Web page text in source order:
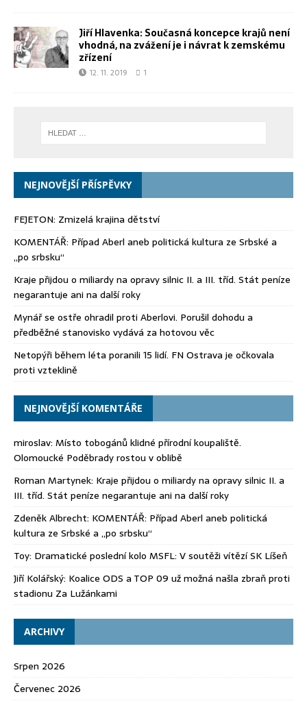
Jiří Hlavenka: Současná koncepce krajů není
vhodná, na zvážení je i návrat k zemskému
zřízení
12. 11. 2019 1
NEJNOVĚJŠÍ PŘÍSPĚVKY
FEJETON: Zmizelá krajina dětství
KOMENTÁŘ: Případ Aberl aneb politická kultura ze Srbské a
„po srbsku“
Kraje přijdou o miliardy na opravy silnic II. a III. tříd. Stát peníze
negarantuje ani na další roky
Mynář se ostře ohradil proti Aberlovi. Porušil dohodu a
předběžné stanovisko vydává za hotovou věc
Netopýři během léta poranili 15 lidí. FN Ostrava je očkovala
proti vzteklině
NEJNOVĚJŠÍ KOMENTÁŘE
miroslav: Místo tobogánů klidné přírodní koupaliště.
Olomoucké Poděbrady rostou v oblibě
Roman Martynek: Kraje přijdou o miliardy na opravy silnic II. a
III. tříd. Stát peníze negarantuje ani na další roky
Zdeněk Albrecht: KOMENTÁŘ: Případ Aberl aneb politická
kultura ze Srbské a „po srbsku“
Toy: Dramatické poslední kolo MSFL: V soutěži vítězí SK Líšeň
Jiří Kolářský: Koalice ODS a TOP 09 už možná našla zbraň proti
stadionu Za Lužánkami
ARCHIVY
Srpen 2026
Červenec 2026